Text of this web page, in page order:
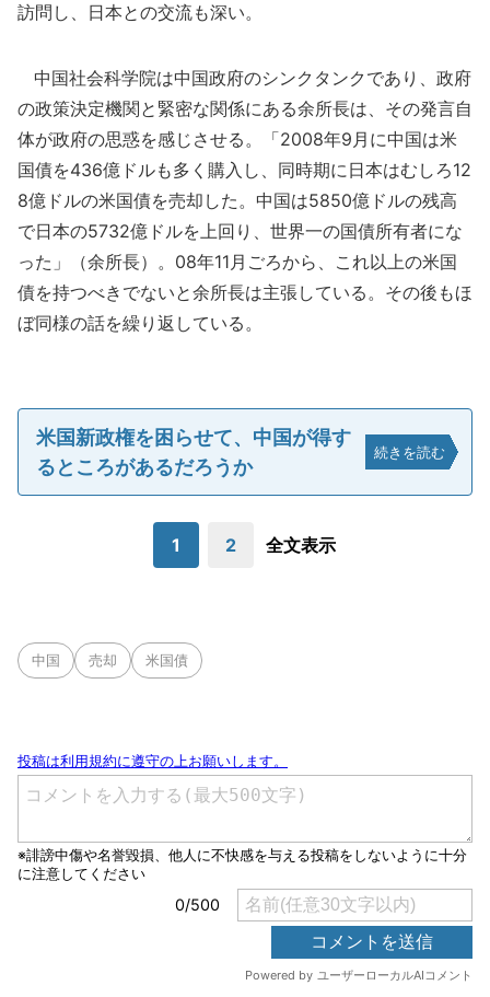
訪問し、日本との交流も深い。
中国社会科学院は中国政府のシンクタンクであり、政府
の政策決定機関と緊密な関係にある余所長は、その発言自
体が政府の思惑を感じさせる。「2008年9月に中国は米
国債を436億ドルも多く購入し、同時期に日本はむしろ12
8億ドルの米国債を売却した。中国は5850億ドルの残高
で日本の5732億ドルを上回り、世界一の国債所有者にな
った」（余所長）。08年11月ごろから、これ以上の米国
債を持つべきでないと余所長は主張している。その後もほ
ぼ同様の話を繰り返している。
米国新政権を困らせて、中国が得す
るところがあるだろうか
続きを読む
1 2 全文表示
中国 売却 米国債